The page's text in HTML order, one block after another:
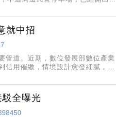
就中招
管道。近期，數位發展部數位產業
用催繳，情境設計愈發細膩，讓
全曝光